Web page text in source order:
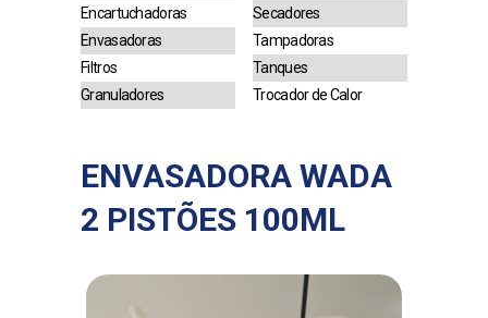
Encartuchadoras
Envasadoras
Filtros
Granuladores
Secadores
Tampadoras
Tanques
Trocador de Calor
ENVASADORA WADA
2 PISTÕES 100ML